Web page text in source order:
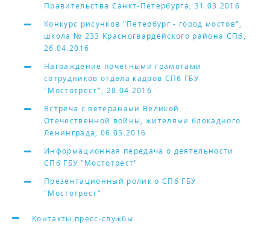
Правительства Санкт-Петербурга, 31.03.2016
Конкурс рисунков "Петербург - город мостов",
школа № 233 Красногвардейского района СПб,
26.04.2016
Награждение почетными грамотами
сотрудников отдела кадров СПб ГБУ
"Мостотрест", 28.04.2016
Встреча с ветеранами Великой
Отечественной войны, жителями блокадного
Ленинграда, 06.05.2016
Информационная передача о деятельности
СПб ГБУ "Мостотрест"
Презентационный ролик о СПб ГБУ
"Мостотрест"
Контакты пресс-службы